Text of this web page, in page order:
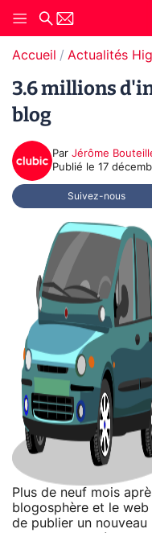
Accueil Actualités
3.6 millions
blog
Par Jérôme
Publié le 17
Suivez-nous
Plus de neuf mois
blogosphère et le
de publier un